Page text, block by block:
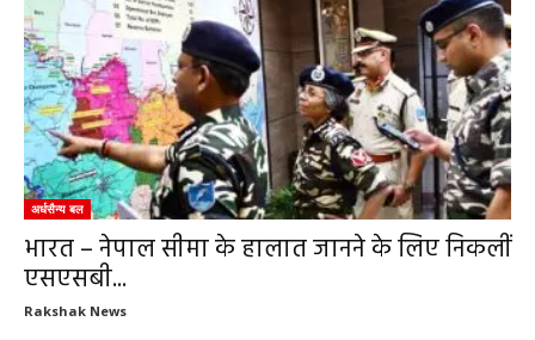
अर्धसैन्य बल
भारत – नेपाल सीमा के हालात जानने के लिए निकलीं
एसएसबी...
Rakshak News